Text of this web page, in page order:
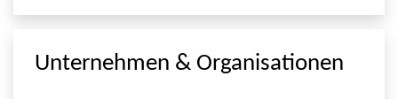
Unternehmen & Organisationen